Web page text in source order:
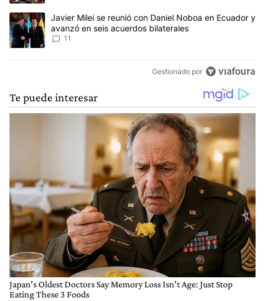
Un artículo de tendencia con el título "Javier Milei se reunió con
Javier Milei se reunió con Daniel Noboa en Ecuador y
avanzó en seis acuerdos bilaterales
11
Gestionado por